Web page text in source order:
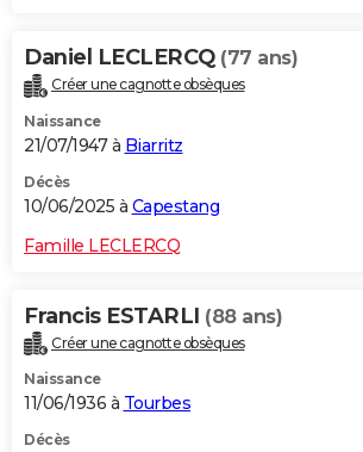
Daniel LECLERCQ (77 ans)
Créer une cagnotte obsèques
Naissance
21/07/1947 à Biarritz
Décès
10/06/2025 à Capestang
Famille LECLERCQ
Francis ESTARLI (88 ans)
Créer une cagnotte obsèques
Naissance
11/06/1936 à Tourbes
Décès